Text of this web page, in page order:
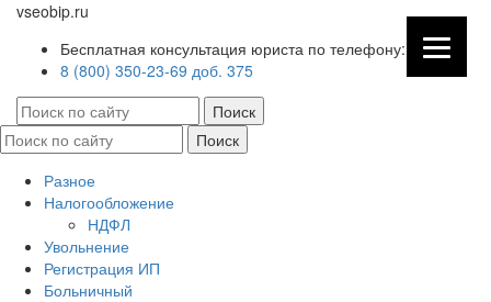
vseobip.ru
Бесплатная консультация юриста по телефону:
8 (800) 350-23-69 доб. 375
Разное
Налогообложение
НДФЛ
Увольнение
Регистрация ИП
Больничный